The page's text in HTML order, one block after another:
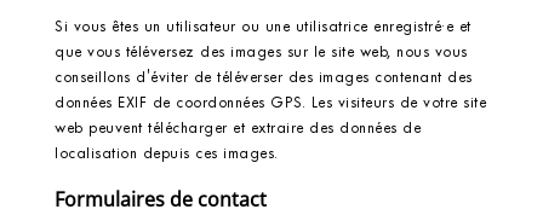
Si vous êtes un utilisateur ou une utilisatrice enregistré·e et
que vous téléversez des images sur le site web, nous vous
conseillons d'éviter de téléverser des images contenant des
données EXIF de coordonnées GPS. Les visiteurs de votre site
web peuvent télécharger et extraire des données de
localisation depuis ces images.
Formulaires de contact